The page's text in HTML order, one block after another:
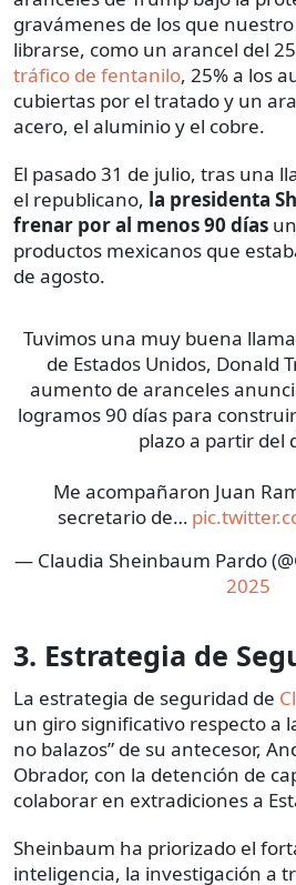
gravámenes de los que
librarse, como un arancel del
tráfico de fentanilo, 25% a los
cubiertas por el tratado y un
acero, el aluminio y el cobre.
El pasado 31 de julio, tras una
el republicano, la presidenta
frenar por al menos 90 días
productos mexicanos que
de agosto.
Tuvimos una muy buena
de Estados Unidos, Donald
aumento de aranceles
logramos 90 días para
plazo a partir del
Me acompañaron Juan
secretario de…
— Claudia Sheinbaum Pardo
2025
3. Estrategia de
La estrategia de seguridad de
un giro significativo respecto a
no balazos” de su antecesor,
Obrador, con la detención de
colaborar en extradiciones a
Sheinbaum ha priorizado el
inteligencia, la investigación a